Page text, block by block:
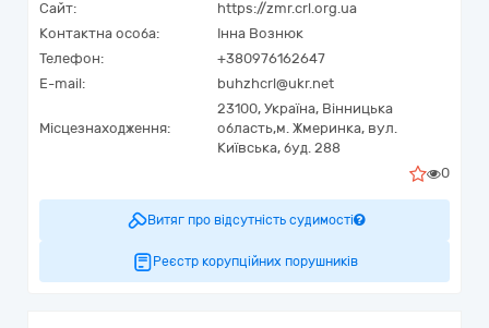
Сайт:
https://zmr.crl.org.ua
Контактна особа:
Інна Вознюк
Телефон:
+380976162647
E-mail:
buhzhcrl@ukr.net
Місцезнаходження:
23100, Україна, Вінницька
область,м. Жмеринка, вул.
Київська, буд. 288
0
Витяг про відсутність судимості
Реєстр корупційних порушників